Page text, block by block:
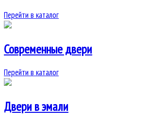
Перейти в каталог
Современные двери
Перейти в каталог
Двери в эмали